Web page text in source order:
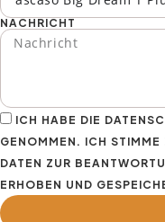
NACHRICHT
ICH HABE DIE
GENOMMEN. ICH
DATEN ZUR
ERHOBEN UND